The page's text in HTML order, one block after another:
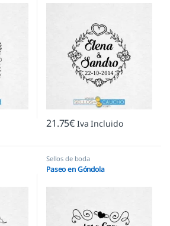
21.75€ Iva Incluido
Sellos de boda
Paseo en Góndola